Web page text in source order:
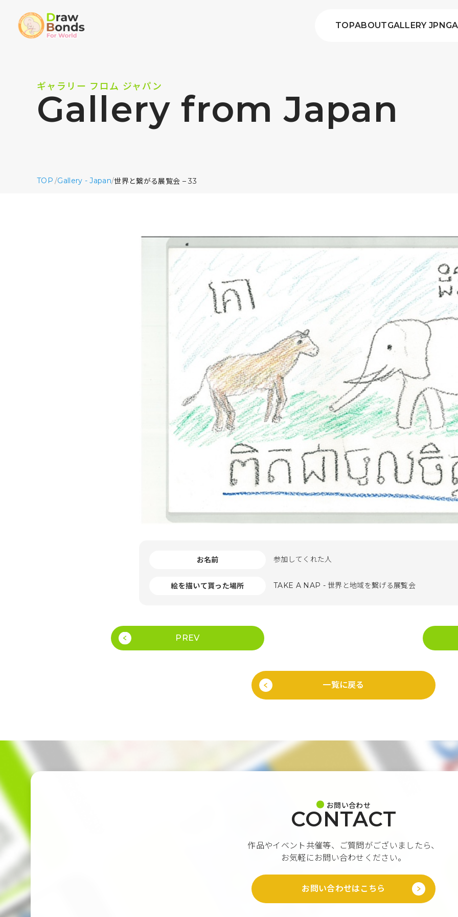
TOPABOUTGALLERY JPN
ギャラリー フロム ジャパン
Gallery from Japan
TOP /Gallery - Japan/世界と繋がる展覧会 – 33
お名前 参加してくれた人
絵を描いて貰った場所 TAKE A NAP - 世界と地域を繋げる展覧会
PREV
一覧に戻る
お問い合わせ
CONTACT
作品やイベント共催等、ご質問がございましたら、
お気軽にお問い合わせください。
お問い合わせはこちら